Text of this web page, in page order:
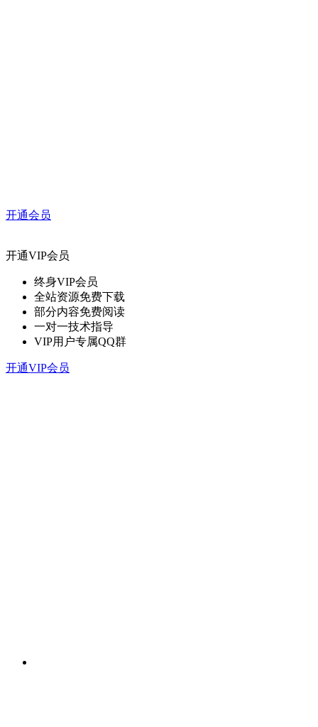
开通会员
开通VIP会员
终身VIP会员
全站资源免费下载
部分内容免费阅读
一对一技术指导
VIP用户专属QQ群
开通VIP会员